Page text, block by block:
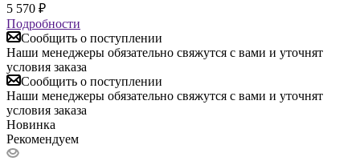
5 570 ₽
Подробности
Сообщить о поступлении
Наши менеджеры обязательно свяжутся с вами и уточнят
условия заказа
Сообщить о поступлении
Наши менеджеры обязательно свяжутся с вами и уточнят
условия заказа
Новинка
Рекомендуем